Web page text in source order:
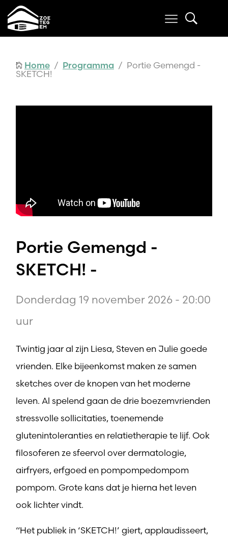
Home / Programma / Portie Gemengd -
SKETCH!
Portie Gemengd -
SKETCH! -
Donderdag 19 november 2026 - 20:00
uur
Twintig jaar al zijn Liesa, Steven en Julie goede
vrienden. Elke bijeenkomst maken ze samen
sketches over de knopen van het moderne
leven. Al spelend gaan de drie boezemvrienden
stressvolle sollicitaties, toenemende
glutenintoleranties en relatietherapie te lijf. Ook
filosoferen ze sfeervol over dermatologie,
airfryers, erfgoed en pompompedompom
pompom. Grote kans dat je hierna het leven
ook lichter vindt.
“Het publiek in ‘SKETCH!’ giert, applaudisseert,